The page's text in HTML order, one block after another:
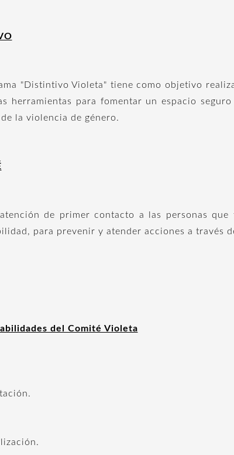
"Distintivo Violeta" tiene como objetivo
herramientas para fomentar un espacio
la violencia de género.
de primer contacto a las personas
para prevenir y atender acciones a través
del Comité Violeta